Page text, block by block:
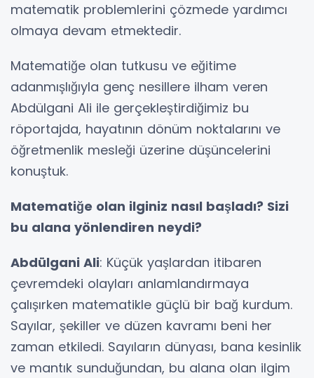
matematik problemlerini çözmede yardımcı
olmaya devam etmektedir.
Matematiğe olan tutkusu ve eğitime
adanmışlığıyla genç nesillere ilham veren
Abdülgani Ali ile gerçekleştirdiğimiz bu
röportajda, hayatının dönüm noktalarını ve
öğretmenlik mesleği üzerine düşüncelerini
konuştuk.
Matematiğe olan ilginiz nasıl başladı? Sizi
bu alana yönlendiren neydi?
Abdülgani Ali: Küçük yaşlardan itibaren
çevremdeki olayları anlamlandırmaya
çalışırken matematikle güçlü bir bağ kurdum.
Sayılar, şekiller ve düzen kavramı beni her
zaman etkiledi. Sayıların dünyası, bana kesinlik
ve mantık sunduğundan, bu alana olan ilgim